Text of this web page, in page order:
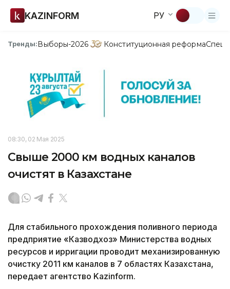
KAZINFORM РУ
Тренды:Выборы-2026 Конституционная реформа
08:30, 02 Мая 2025
Свыше 2000 км водных каналов
очистят в Казахстане
Для стабильного прохождения поливного периода
предприятие «Казводхоз» Министерства водных
ресурсов и ирригации проводит механизированную
очистку 2011 км каналов в 7 областях Казахстана,
передает агентство Kazinform.